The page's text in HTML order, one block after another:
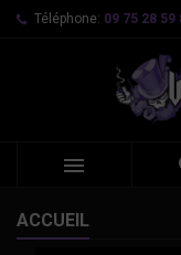
Téléphone: 09 75 28 59

ACCUEIL